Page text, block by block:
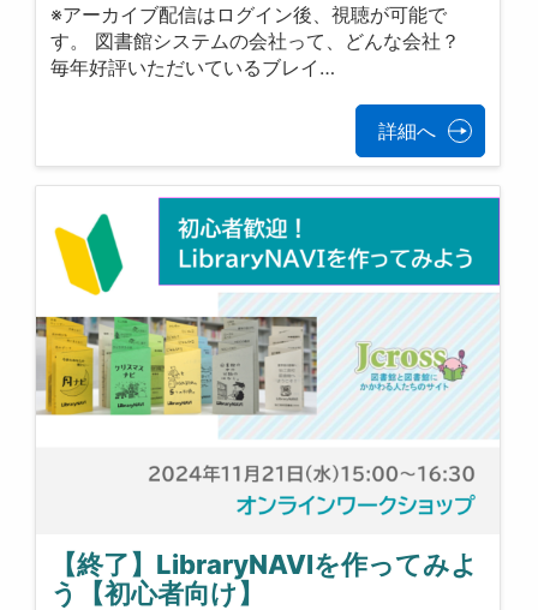
※アーカイブ配信はログイン後、視聴が可能で
す。 図書館システムの会社って、どんな会社？
毎年好評いただいているブレイ…
詳細へ
【終了】LibraryNAVIを作ってみよ
う【初心者向け】